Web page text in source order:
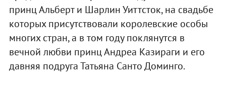
принц Альберт и Шарлин Уиттсток, на свадьбе
которых присутствовали королевские особы
многих стран, а в том году поклянутся в
вечной любви принц Андреа Казираги и его
давняя подруга Татьяна Санто Доминго.